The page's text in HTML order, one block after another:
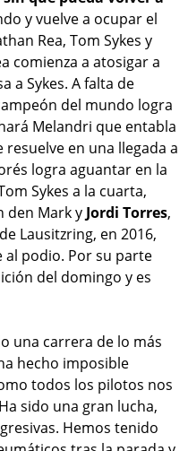
y vuelve a ocupar el
Rea, Tom Sykes y
comienza a atosigar a
a Sykes. A falta de
del mundo logra
Melandri que entabla
en una llegada a
logra aguantar en la
Sykes a la cuarta,
den Mark yJordi Torres,
Lausitzring, en 2016,
al podio. Por su parte
del domingo y es
una carrera de lo más
hecho imposible
todos los pilotos nos
sido una gran lucha,
Hemos tenido